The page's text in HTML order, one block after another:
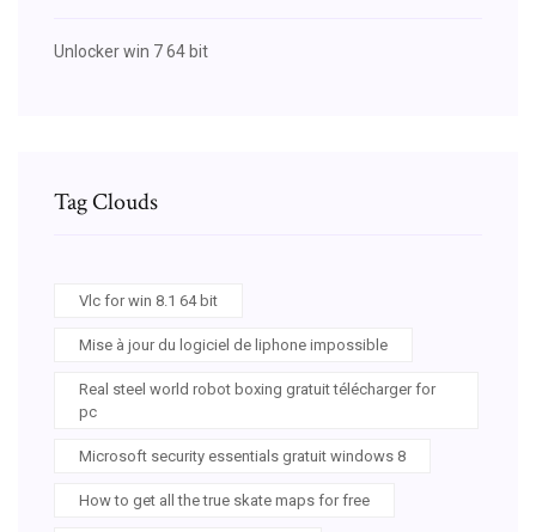
Unlocker win 7 64 bit
Tag Clouds
Vlc for win 8.1 64 bit
Mise à jour du logiciel de liphone impossible
Real steel world robot boxing gratuit télécharger for
pc
Microsoft security essentials gratuit windows 8
How to get all the true skate maps for free